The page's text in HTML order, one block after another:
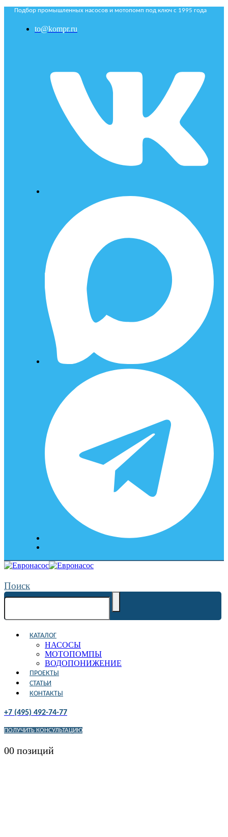
Подбор промышленных насосов и мотопомп под ключ с 1995 года
to@kompr.ru
Поиск
КАТАЛОГ
НАСОСЫ
МОТОПОМПЫ
ВОДОПОНИЖЕНИЕ
ПРОЕКТЫ
СТАТЬИ
КОНТАКТЫ
+7 (495) 492-74-77
ПОЛУЧИТЬ КОНСУЛЬТАЦИЮ
00 позиций